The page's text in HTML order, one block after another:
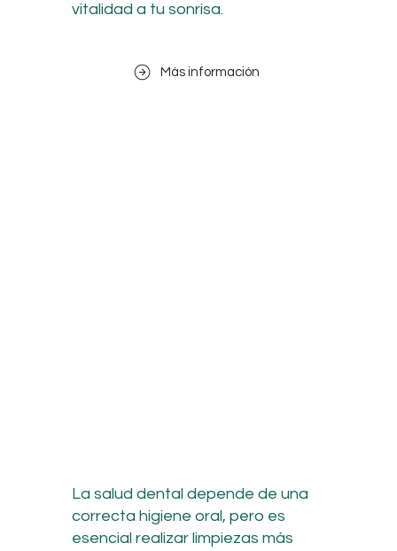
vitalidad a tu sonrisa.
Más información
La salud dental depende de una
correcta higiene oral, pero es
esencial realizar limpiezas más